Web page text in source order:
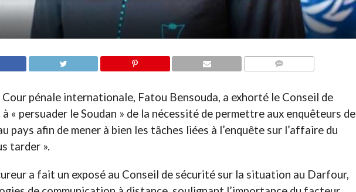
Cour pénale internationale, Fatou Bensouda, a exhorté le Conseil de
« persuader le Soudan » de la nécessité de permettre aux enquêteurs de
pays afin de mener à bien les tâches liées à l’enquête sur l’affaire du
tarder ».
a fait un exposé au Conseil de sécurité sur la situation au Darfour,